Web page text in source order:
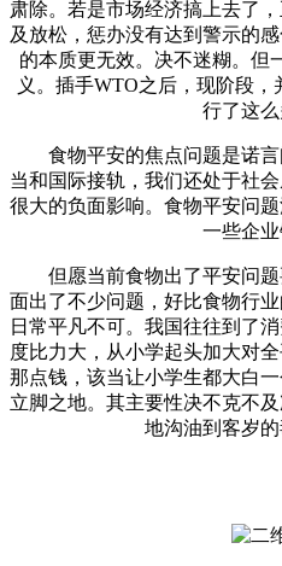
肃除。若是市场经济搞上去了
及放松，惩办没有达到警示的
的本质更无效。决不迷糊。但
义。插手WTO之后，现阶段
行了这么
食物平安的焦点问题是诺言
当和国际接轨，我们还处于社
很大的负面影响。食物平安问
一些企业
但愿当前食物出了平安问题
面出了不少问题，好比食物行
日常平凡不可。我国往往到了
度比力大，从小学起头加大对
那点钱，该当让小学生都大白
立脚之地。其主要性决不克不
地沟油到客岁的